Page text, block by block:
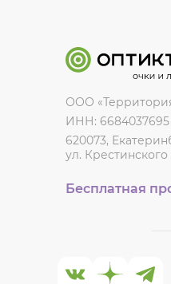
ООО
ИНН: 6684037695
620073,
ул.
Бесплатная